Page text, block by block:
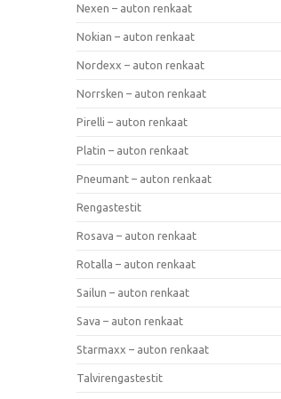
Nexen – auton renkaat
Nokian – auton renkaat
Nordexx – auton renkaat
Norrsken – auton renkaat
Pirelli – auton renkaat
Platin – auton renkaat
Pneumant – auton renkaat
Rengastestit
Rosava – auton renkaat
Rotalla – auton renkaat
Sailun – auton renkaat
Sava – auton renkaat
Starmaxx – auton renkaat
Talvirengastestit